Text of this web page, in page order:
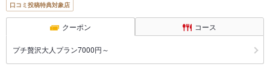
口コミ投稿特典対象店
クーポン コース
プチ贅沢大人プラン7000円～